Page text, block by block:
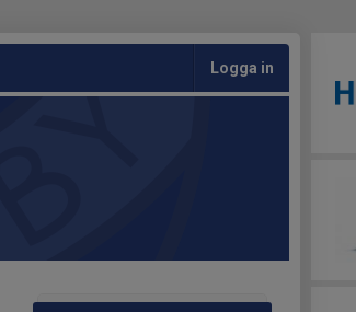
Logga in